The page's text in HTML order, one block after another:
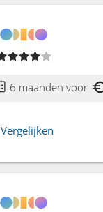
6 maanden voor
Vergelijken